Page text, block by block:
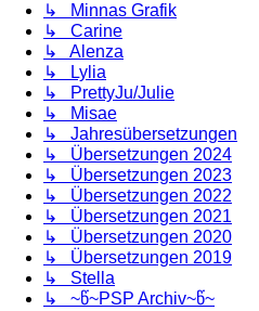
↳ Minnas Grafik
↳ Carine
↳ Alenza
↳ Lylia
↳ PrettyJu/Julie
↳ Misae
↳ Jahresübersetzungen
↳ Übersetzungen 2024
↳ Übersetzungen 2023
↳ Übersetzungen 2022
↳ Übersetzungen 2021
↳ Übersetzungen 2020
↳ Übersetzungen 2019
↳ Stella
↳ ~წ~PSP Archiv~წ~